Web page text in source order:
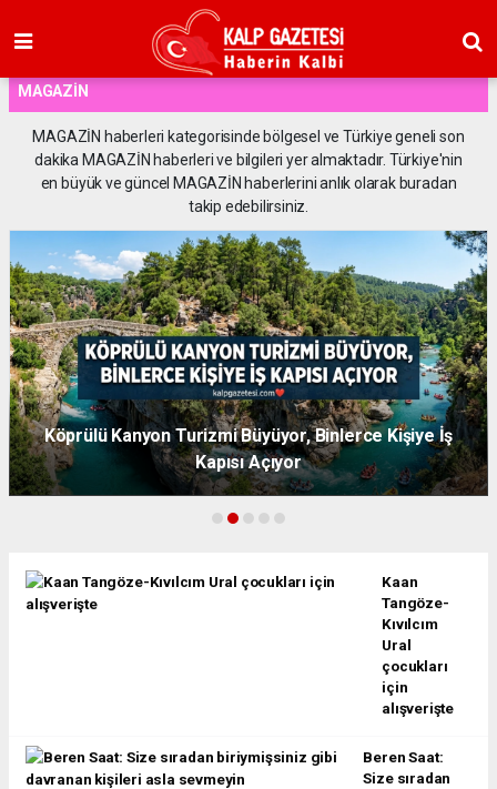
MAGAZİN
MAGAZİN haberleri kategorisinde bölgesel ve Türkiye geneli son
dakika MAGAZİN haberleri ve bilgileri yer almaktadır. Türkiye'nin
en büyük ve güncel MAGAZİN haberlerini anlık olarak buradan
takip edebilirsiniz.
Köprülü Kanyon Turizmi Büyüyor, Binlerce Kişiye İş
Kapısı Açıyor
Kaan
Tangöze-
Kıvılcım
Ural
çocukları
için
alışverişte
Beren Saat:
Size sıradan